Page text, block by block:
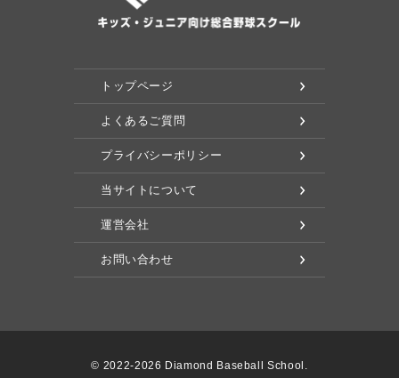
トップページ
よくあるご質問
プライバシーポリシー
当サイトについて
運営会社
お問い合わせ
© 2022-2026 Diamond Baseball School.